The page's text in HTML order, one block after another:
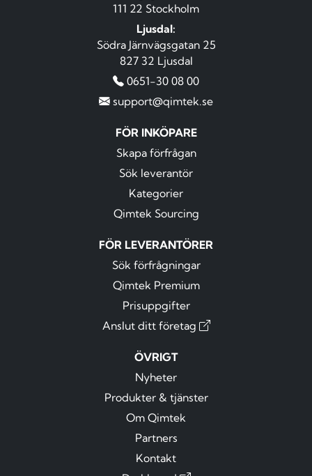
111 22 Stockholm
Ljusdal:
Södra Järnvägsgatan 25
827 32 Ljusdal
0651-30 08 00
support@qimtek.se
FÖR INKÖPARE
Skapa förfrågan
Sök leverantör
Kategorier
Qimtek Sourcing
FÖR LEVERANTÖRER
Sök förfrågningar
Qimtek Premium
Prisuppgifter
Anslut ditt företag
ÖVRIGT
Nyheter
Produkter & tjänster
Om Qimtek
Partners
Kontakt